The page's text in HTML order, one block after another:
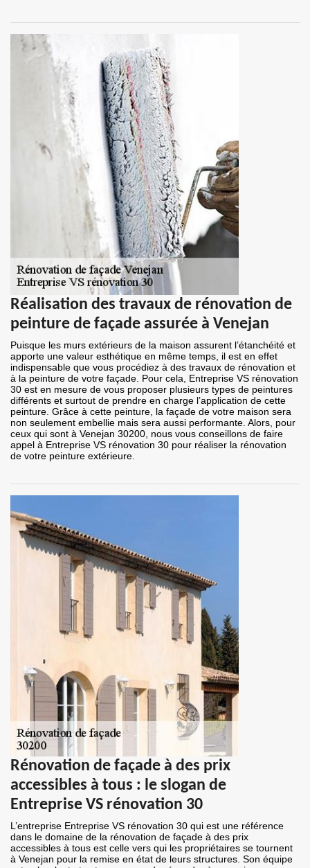
Réalisation des travaux de rénovation de
peinture de façade assurée à Venejan
Puisque les murs extérieurs de la maison assurent l’étanchéité et
apporte une valeur esthétique en même temps, il est en effet
indispensable que vous procédiez à des travaux de rénovation et
à la peinture de votre façade. Pour cela, Entreprise VS rénovation
30 est en mesure de vous proposer plusieurs types de peintures
différents et surtout de prendre en charge l’application de cette
peinture. Grâce à cette peinture, la façade de votre maison sera
non seulement embellie mais sera aussi performante. Alors, pour
ceux qui sont à Venejan 30200, nous vous conseillons de faire
appel à Entreprise VS rénovation 30 pour réaliser la rénovation
de votre peinture extérieure.
Rénovation de façade à des prix
accessibles à tous : le slogan de
Entreprise VS rénovation 30
L’entreprise Entreprise VS rénovation 30 qui est une référence
dans le domaine de la rénovation de façade à des prix
accessibles à tous est celle vers qui les propriétaires se tournent
à Venejan pour la remise en état de leurs structures. Son équipe